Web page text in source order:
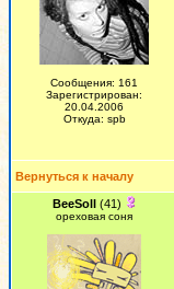
Сообщения: 161
Зарегистрирован:
20.04.2006
Откуда: spb
Вернуться к началу
BeeSoll(41)
ореховая соня